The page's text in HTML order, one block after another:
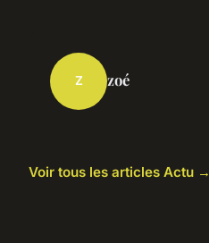
Z zoé
Voir tous les articles Actu →